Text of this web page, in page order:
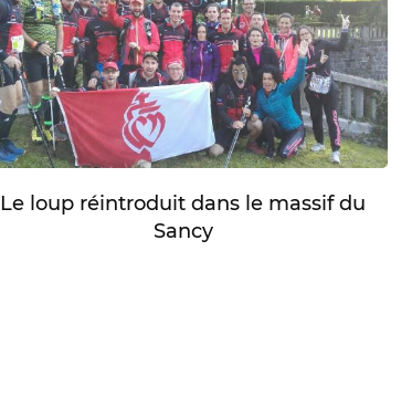
Le loup réintroduit dans le massif du
Sancy